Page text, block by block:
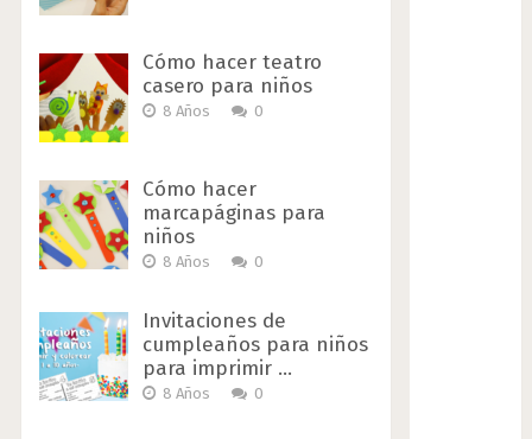
Cómo hacer teatro
casero para niños
8 Años 0
Cómo hacer
marcapáginas para
niños
8 Años 0
Invitaciones de
cumpleaños para niños
para imprimir …
8 Años 0